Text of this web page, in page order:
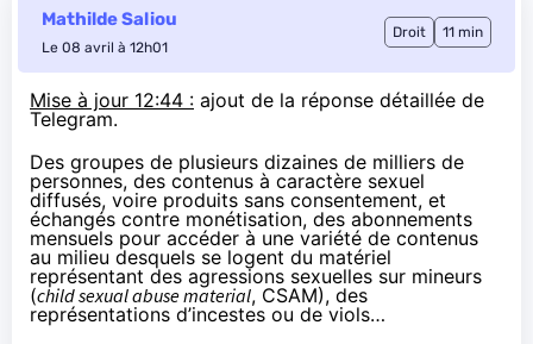
Mathilde Saliou
Le 08 avril à 12h01
Droit 11 min
Mise à jour 12:44 : ajout de la réponse détaillée de
Telegram.
Des groupes de plusieurs dizaines de milliers de
personnes, des contenus à caractère sexuel
diffusés, voire produits sans consentement, et
échangés contre monétisation, des abonnements
mensuels pour accéder à une variété de contenus
au milieu desquels se logent du matériel
représentant des agressions sexuelles sur mineurs
(child sexual abuse material, CSAM), des
représentations d’incestes ou de viols…